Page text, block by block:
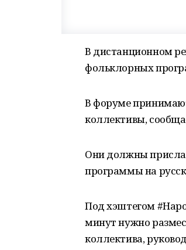
В дистанционном
фольклорных
В форуме
коллективы,
Они должны
программы на
Под хэштегом
минут нужно
коллектива,